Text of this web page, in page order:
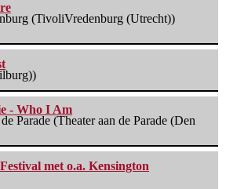
(TivoliVredenburg (Utrecht))
- Who I Am
Parade (Theater aan de Parade (Den
met o.a. Kensington